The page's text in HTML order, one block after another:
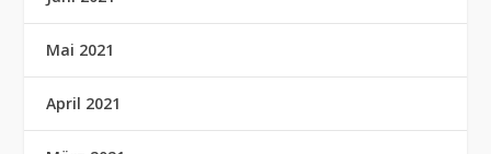
Mai 2021
April 2021